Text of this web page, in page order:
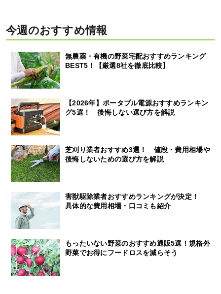
今週のおすすめ情報
無農薬・有機の野菜宅配おすすめランキング
BEST5！【厳選8社を徹底比較】
【2026年】ポータブル電源おすすめランキン
グ5選！ 後悔しない選び方を解説
芝刈り業者おすすめ3選！ 値段・費用相場や
後悔しないための選び方を解説
害獣駆除業者おすすめランキングが決定！
具体的な費用相場・口コミも紹介
もったいない野菜のおすすめ通販5選！規格外
野菜でお得にフードロスを減らそう